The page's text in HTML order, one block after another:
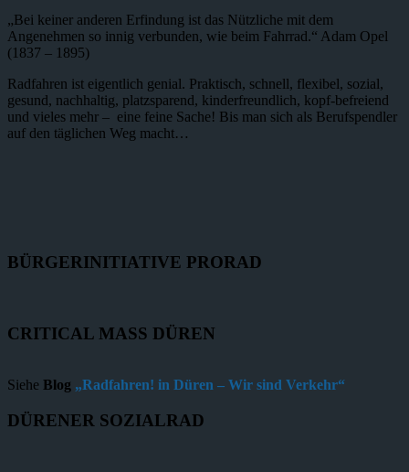
„Bei keiner anderen Erfindung ist das Nützliche mit dem
Angenehmen so innig verbunden, wie beim Fahrrad.“ Adam Opel
(1837 – 1895)
Radfahren ist eigentlich genial. Praktisch, schnell, flexibel, sozial,
gesund, nachhaltig, platzsparend, kinderfreundlich, kopf-befreiend
und vieles mehr – eine feine Sache! Bis man sich als Berufspendler
auf den täglichen Weg macht…
BÜRGERINITIATIVE PRORAD
CRITICAL MASS DÜREN
Siehe Blog „Radfahren! in Düren – Wir sind Verkehr“
DÜRENER SOZIALRAD